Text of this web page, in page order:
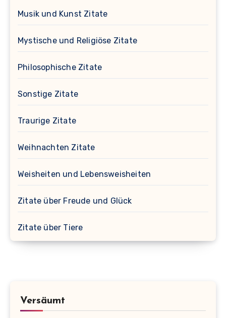
Musik und Kunst Zitate
Mystische und Religiöse Zitate
Philosophische Zitate
Sonstige Zitate
Traurige Zitate
Weihnachten Zitate
Weisheiten und Lebensweisheiten
Zitate über Freude und Glück
Zitate über Tiere
Versäumt